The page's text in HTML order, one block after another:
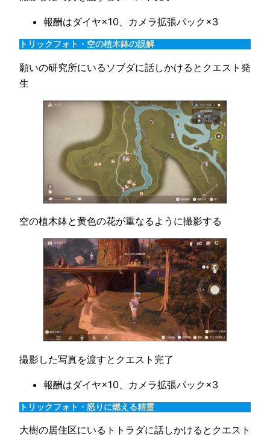
報酬はダイヤ×10、カメラ拡張パック×3
トリックフォト・空の植木鉢の誤解
願いの研究所にいるソブダに話しかけるとクエスト発
生
空の植木鉢と黄色の花が重なるように撮影する
撮影した写真を渡すとクエスト完了
報酬はダイヤ×10、カメラ拡張パック×3
トリックフォト・怒りに燃える精霊
大樹の居住区にいるトトラダに話しかけるとクエスト